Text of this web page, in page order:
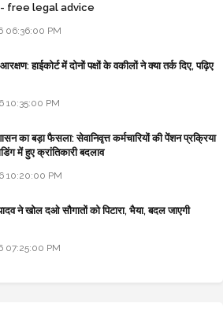
- free legal advice
06:36:00 PM
हाईकोर्ट में दोनों पक्षों के वकीलों ने क्या तर्क दिए, पढ़िए
PM
का बड़ा फैसला: सेवानिवृत्त कर्मचारियों की पेंशन प्रक्रिया
में हुए क्रांतिकारी बदलाव
10:20:00 PM
ने खोल दओ सौगातों को पिटारा, भैया, बदल जाएगी
PM